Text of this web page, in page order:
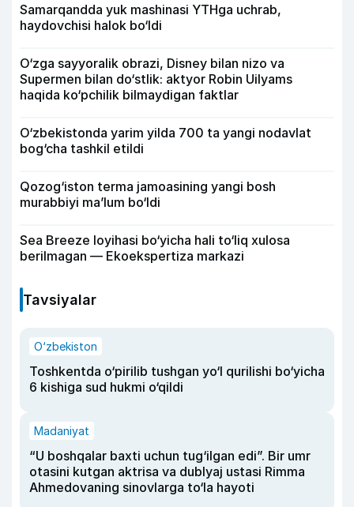
Samarqandda yuk mashinasi YTHga uchrab,
haydovchisi halok bo‘ldi
O‘zga sayyoralik obrazi, Disney bilan nizo va
Supermen bilan do‘stlik: aktyor Robin Uilyams
haqida ko‘pchilik bilmaydigan faktlar
O‘zbekistonda yarim yilda 700 ta yangi nodavlat
bog‘cha tashkil etildi
Qozog‘iston terma jamoasining yangi bosh
murabbiyi ma’lum bo‘ldi
Sea Breeze loyihasi bo‘yicha hali to‘liq xulosa
berilmagan — Ekoekspertiza markazi
Tavsiyalar
O‘zbekiston
Toshkentda o‘pirilib tushgan yo‘l qurilishi bo‘yicha
6 kishiga sud hukmi o‘qildi
Madaniyat
“U boshqalar baxti uchun tug‘ilgan edi”. Bir umr
otasini kutgan aktrisa va dublyaj ustasi Rimma
Ahmedovaning sinovlarga to‘la hayoti